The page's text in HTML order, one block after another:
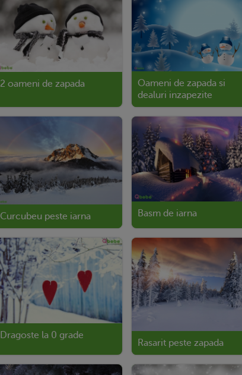
2 oameni de zapada
Oameni de zapada si
dealuri inzapezite
Curcubeu peste iarna Basm de iarna
Dragoste la 0 grade
Rasarit peste zapada